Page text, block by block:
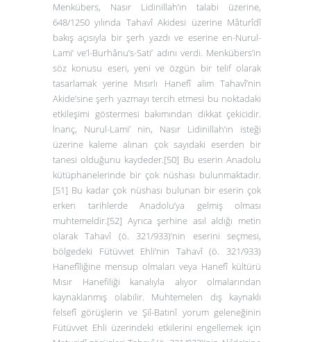
Menkübers, Nasır Lidinillah’ın talabi üzerine,
648/1250 yılında Tahavî Akidesi üzerine Mâturîdî
bakış açısıyla bir şerh yazdı ve eserine en-Nurul-
Lami’ ve’l-Burhânu’s-Sati’ adını verdi. Menkübers’in
söz konusu eseri, yeni ve özgün bir telif olarak
tasarlamak yerine Mısırlı Hanefî alim Tahavî’nin
Akide’sine şerh yazmayı tercih etmesi bu noktadaki
etkileşimi göstermesi bakımından dikkat çekicidir.
İnanç, Nurul-Lami’ nin, Nasır Lidinillah’ın isteği
üzerine kaleme alınan çok sayıdaki eserden bir
tanesi olduğunu kaydeder.[50] Bu eserin Anadolu
kütüphanelerinde bir çok nüshası bulunmaktadır.
[51] Bu kadar çok nüshası bulunan bir eserin çok
erken tarihlerde Anadolu’ya gelmiş olması
muhtemeldir.[52] Ayrıca şerhine asıl aldığı metin
olarak Tahavî (ö. 321/933)’nin eserini seçmesi,
bölgedeki Fütüvvet Ehli’nin Tahavî (ö. 321/933)
Hanefîliğine mensup olmaları veya Hanefî kültürü
Mısır Hanefiliği kanalıyla alıyor olmalarından
kaynaklanmış olabilir. Muhtemelen dış kaynaklı
felsefî görüşlerin ve Şiî-Batınî yorum geleneğinin
Fütüvvet Ehli üzerindeki etkilerini engellemek için